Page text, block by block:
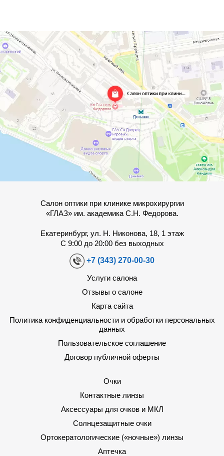
Салон оптики при клинике микрохирургии
«ГЛАЗ» им. академика С.Н. Федорова.
Екатеринбург, ул. Н. Никонова, 18, 1 этаж
С 9:00 до 20:00 без выходных
+7 (343) 270-00-30
Услуги салона
Отзывы о салоне
Карта сайта
Политика конфиденциальности и обработки персональных
данных
Пользовательское соглашение
Договор публичной оферты
Очки
Контактные линзы
Аксессуары для очков и МКЛ
Солнцезащитные очки
Ортокератологические («ночные») линзы
Аптечка